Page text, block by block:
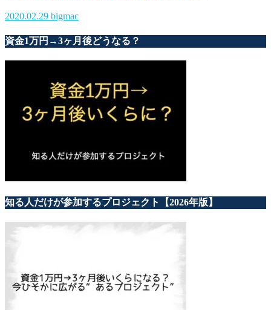
2020.02.29 bigmac
資金1万円→3ヶ月後どうなる？
知る人だけが参加するプロジェクト【2026年版】